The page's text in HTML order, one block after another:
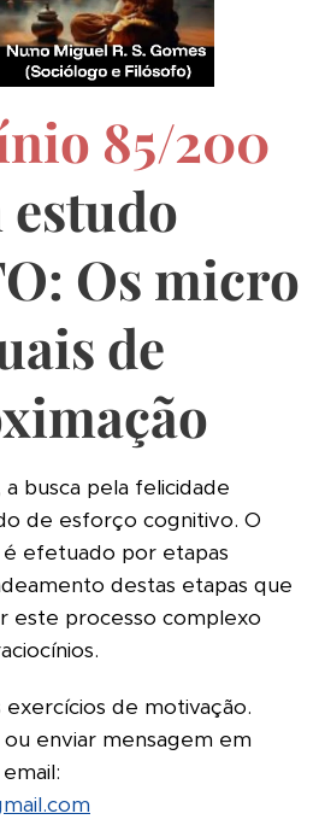
85/200
estudo
Os micro
de
busca pela felicidade
de esforço cognitivo. O
efetuado por etapas
destas etapas que
este processo complexo
de motivação.
enviar mensagem em